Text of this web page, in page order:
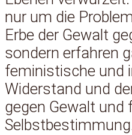
nur um die
Erbe der Gewalt
sondern erfahren
feministische und
Widerstand und
gegen Gewalt und